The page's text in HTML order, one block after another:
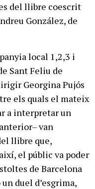
del llibre coescrit
González, de
local 1,2,3 i
Sant Feliu de
Georgina Pujós
els quals el mateix
a interpretar un
van
llibre que,
el públic va poder
de Barcelona
duel d’esgrima,